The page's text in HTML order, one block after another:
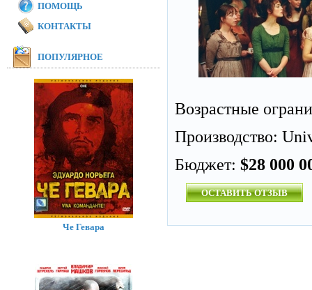
Возрастные
Производство:
Бюджет: $28 000
ОСТАВИТЬ ОТЗЫВ
ПОМОЩЬ
КОНТАКТЫ
ПОПУЛЯРНОЕ
Че Гевара